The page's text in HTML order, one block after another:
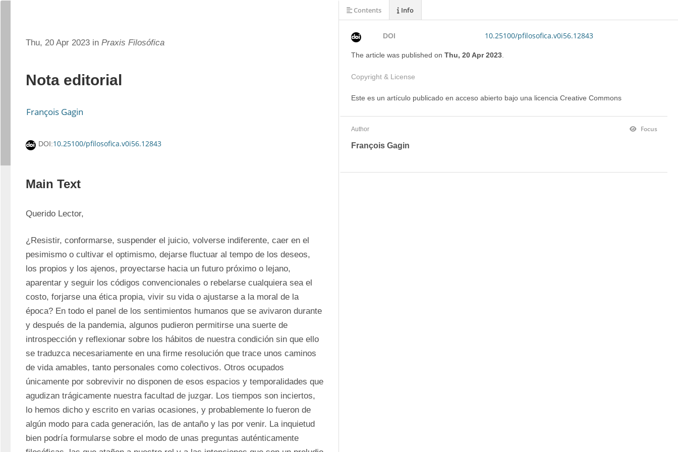
Thu, 20 Apr 2023 in Praxis Filosófica
Nota editorial
François Gagin
DOI:10.25100/pfilosofica.v0i56.12843
Main Text
Querido Lector,
¿Resistir, conformarse, suspender el juicio, volverse indiferente, caer en el
pesimismo o cultivar el optimismo, dejarse fluctuar al tempo de los deseos,
los propios y los ajenos, proyectarse hacia un futuro próximo o lejano,
aparentar y seguir los códigos convencionales o rebelarse cualquiera sea el
costo, forjarse una ética propia, vivir su vida o ajustarse a la moral de la
época? En todo el panel de los sentimientos humanos que se avivaron durante
y después de la pandemia, algunos pudieron permitirse una suerte de
introspección y reflexionar sobre los hábitos de nuestra condición sin que ello
se traduzca necesariamente en una firme resolución que trace unos caminos
de vida amables, tanto personales como colectivos. Otros ocupados
únicamente por sobrevivir no disponen de esos espacios y temporalidades que
agudizan trágicamente nuestra facultad de juzgar. Los tiempos son inciertos,
lo hemos dicho y escrito en varias ocasiones, y probablemente lo fueron de
algún modo para cada generación, las de antaño y las por venir. La inquietud
bien podría formularse sobre el modo de unas preguntas auténticamente
DOI 10.25100/pfilosofica.v0i56.12843
The article was published on Thu, 20 Apr 2023
Copyright & License
Este es un artículo publicado en acceso abierto bajo una licencia Creative Commons
Author
Focus
François Gagin
Contents Info